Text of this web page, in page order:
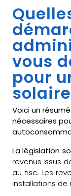
vous
pour
Voici un
nécessaires
La législation
revenus issus
au fisc. Les
installations de